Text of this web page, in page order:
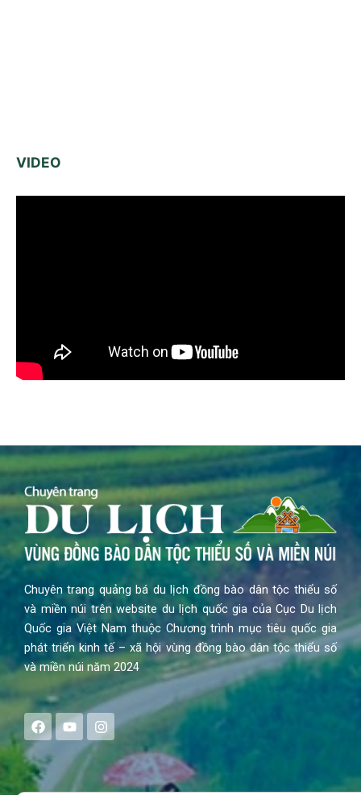
VIDEO
Chuyên trang quảng bá du lịch đồng bào dân tộc thiểu số
và miền núi trên website du lịch quốc gia của Cục Du lịch
Quốc gia Việt Nam thuộc Chương trình mục tiêu quốc gia
phát triển kinh tế – xã hội vùng đồng bào dân tộc thiểu số
và miền núi năm 2024
F
a
e
b
o
Y
o
t
u
b
I
n
s
a
g